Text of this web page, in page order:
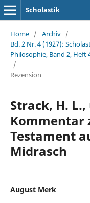
Scholastik
Home / Archiv /
Bd. 2 Nr. 4 (1927):
Philosophie, Band 2, Heft
/
Rezension
Strack, H.
Kommentar
Testament
Midrasch
August Merk